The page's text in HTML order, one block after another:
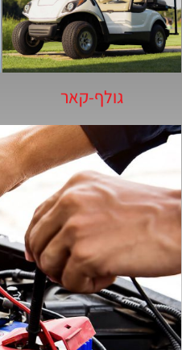
גולף-קאר